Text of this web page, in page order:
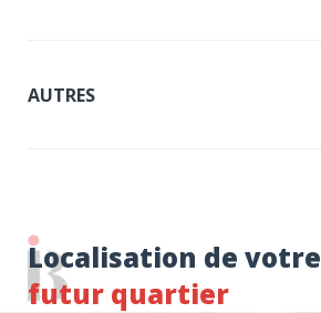
AUTRES
Localisation de votre
futur quartier